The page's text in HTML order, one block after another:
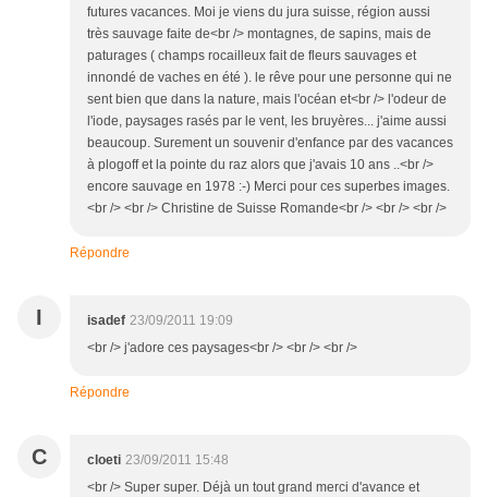
futures vacances. Moi je viens du jura suisse, région aussi
très sauvage faite de<br /> montagnes, de sapins, mais de
paturages ( champs rocailleux fait de fleurs sauvages et
innondé de vaches en été ). le rêve pour une personne qui ne
sent bien que dans la nature, mais l'océan et<br /> l'odeur de
l'iode, paysages rasés par le vent, les bruyères... j'aime aussi
beaucoup. Surement un souvenir d'enfance par des vacances
à plogoff et la pointe du raz alors que j'avais 10 ans ..<br />
encore sauvage en 1978 :-) Merci pour ces superbes images.
<br /> <br /> Christine de Suisse Romande<br /> <br /> <br />
Répondre
I isadef 23/09/2011 19:09
<br /> j'adore ces paysages<br /> <br /> <br />
Répondre
C cloeti 23/09/2011 15:48
<br /> Super super. Déjà un tout grand merci d'avance et